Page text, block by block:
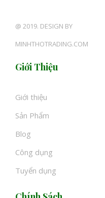
@ 2019. DESIGN BY
MINHTHOTRADING.COM
Giới Thiệu
Giới thiệu
Sản Phẩm
Blog
Công dụng
Tuyển dụng